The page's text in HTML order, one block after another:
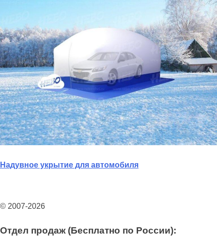
Надувное укрытие для автомобиля
© 2007-2026
Отдел продаж (Бесплатно по России):